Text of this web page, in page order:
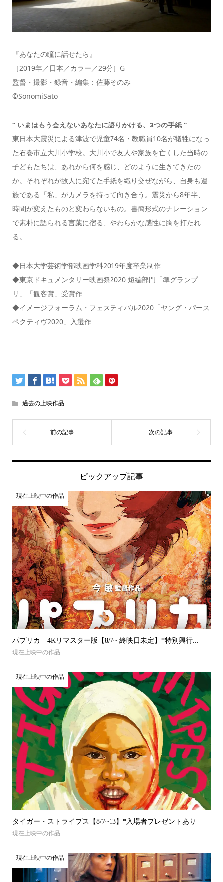
『あなたの瞳に話せたら』
［2019年／日本／カラー／29分］G
監督・撮影・録音・編集：佐藤そのみ
©SonomiSato
“ いまはもう会えないあなたに語りかける、3つの手紙 ”
東日本大震災による津波で児童74名・教職員10名が犠牲になっ
た石巻市立大川小学校。大川小で友人や家族を亡くした当時の
子どもたちは、あれから何を感じ、どのように生きてきたの
か。それぞれが故人に宛てた手紙を織り交ぜながら、自身も遺
族である「私」がカメラを持って向き合う。震災から8年半、
時間が変えたものと変わらないもの。書簡形式のナレーション
で素朴に語られる言葉に宿る、やわらかな感性に胸を打たれ
る。
◆日本大学芸術学部映画学科2019年度卒業制作
◆東京ドキュメンタリー映画祭2020 短編部門「準グランプ
リ」「観客賞」受賞作
◆イメージフォーラム・フェスティバル2020「ヤング・パース
ペクティヴ2020」入選作
過去の上映作品
ピックアップ記事
現在上映中の作品
パプリカ 4Kリマスター版【8/7~ 終映日未定】*特別興行...
現在上映中の作品
現在上映中の作品
タイガー・ストライプス【8/7~13】*入場者プレゼントあり
現在上映中の作品
現在上映中の作品